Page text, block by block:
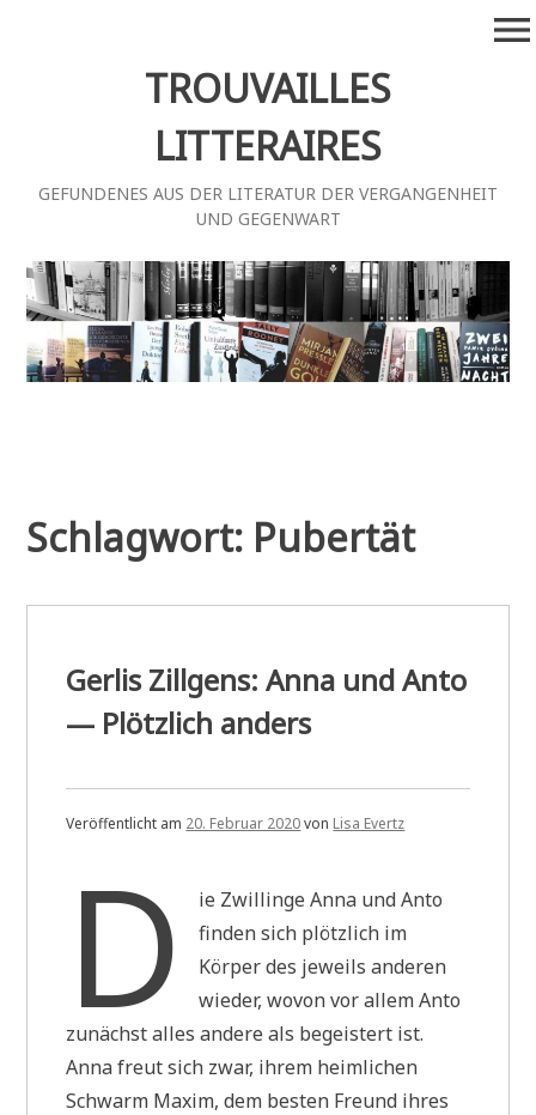
TROUVAILLES
LITTERAIRES
GEFUNDENES AUS DER LITERATUR DER VERGANGENHEIT
UND GEGENWART
menu
Schlagwort: Pubertät
Gerlis Zillgens: Anna und Anto
— Plötzlich anders
Veröffentlicht am 20. Februar 2020von Lisa Evertz
D
ie Zwillinge Anna und Anto
finden sich plötzlich im
Körper des jeweils anderen
wieder, wovon vor allem Anto
zunächst alles andere als begeistert ist.
Anna freut sich zwar, ihrem heimlichen
Schwarm Maxim, dem besten Freund ihres